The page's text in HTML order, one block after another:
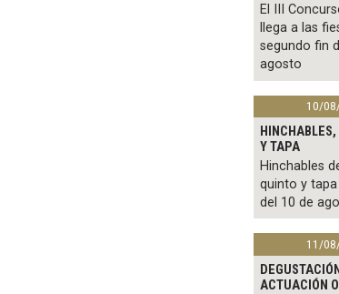
El III
llega a las
segundo fin
agosto
10/
Y TAPA
Hinchables
quinto y
del 10 de
11/
ACTUACIÓN